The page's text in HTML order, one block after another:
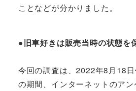
ことなどが分かりました。
●旧車好きは販売当時の状態を
今回の調査は、2022年8月18
の期間、インターネットのア